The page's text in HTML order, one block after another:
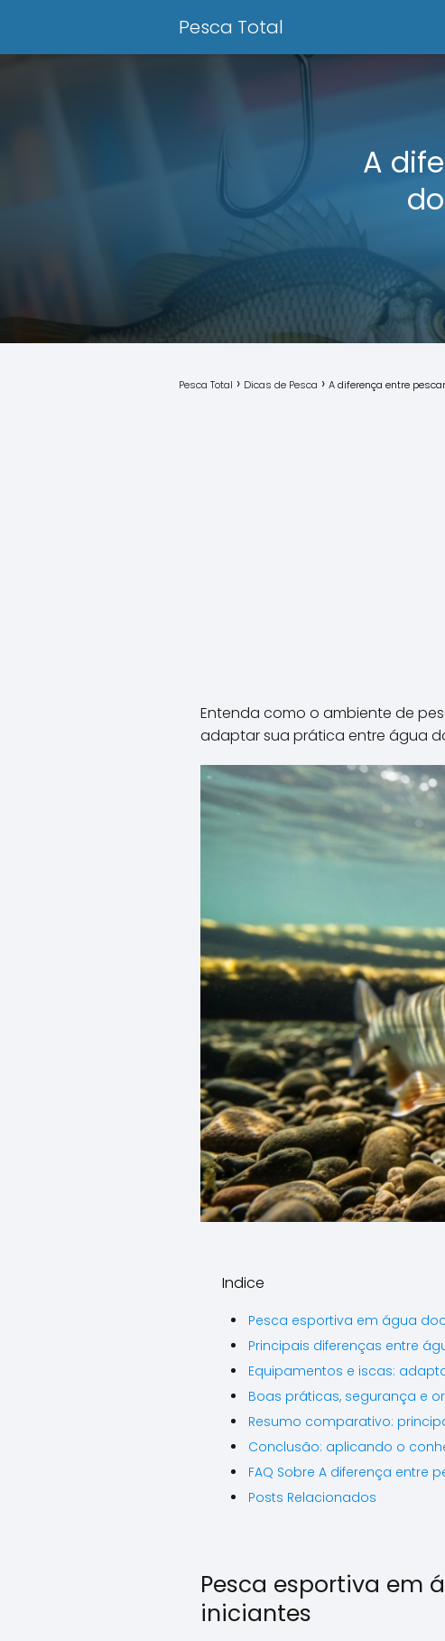
Pesca Total
A
Pesca Total Dicas de Pesca A diferença entre
Entenda como o ambiente de
adaptar sua prática entre água
Indice
Pesca esportiva em água
Principais diferenças entre
Equipamentos e iscas:
Boas práticas, segurança e
Resumo comparativo:
Conclusão: aplicando o
FAQ Sobre A diferença
Posts Relacionados
Pesca esportiva em
iniciantes